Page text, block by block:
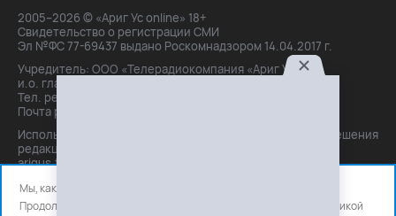
2005–2026 © «Ариг Ус online» 18+
Свидетельство о регистрации СМИ
Эл №ФС 77-69437 выдано Роскомнадзором 14.04.2017 г.
Учредитель: ООО «Телерадиокомпания «Ариг Ус»,
и.о. главного редактора: Маханова О.Б.
Тел. peдakции: +7(3012)21-30-14,
Почта peдakции: editor@arigus.tv
Использование материалов только с письменного разрешения
редакции. При цитировании прямая активная ссылка на
arigus.tv обязательна.
Мы, как и все используем файлы cookie и сервисы аналитики.
Продолжая использовать сайт, вы соглашаетесь с нашей
политикой